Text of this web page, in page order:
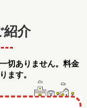
紹介
切ありません。料金
ます。